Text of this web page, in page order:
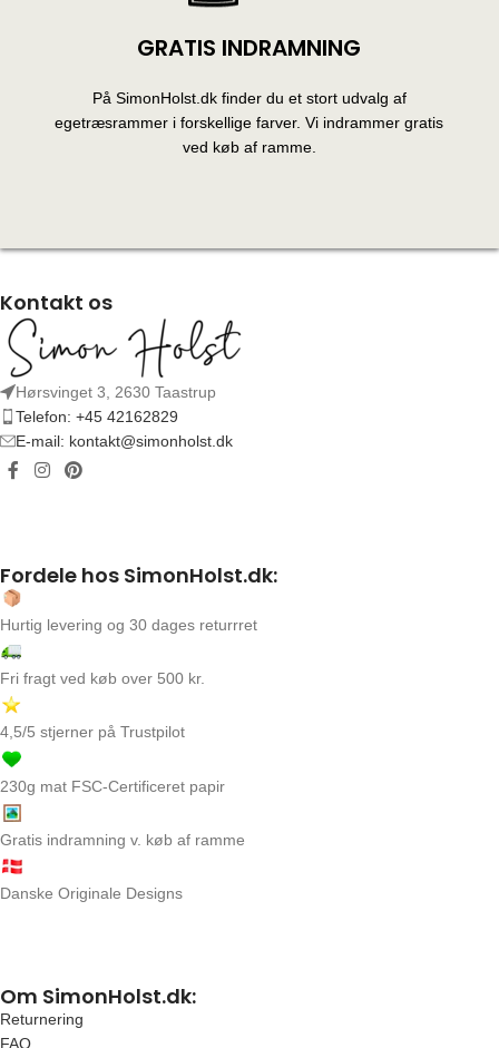
GRATIS INDRAMNING
På SimonHolst.dk finder du et stort udvalg af
egetræsrammer i forskellige farver. Vi indrammer gratis
ved køb af ramme.
Kontakt os
Hørsvinget 3, 2630 Taastrup
Telefon: +45 42162829
E-mail: kontakt@simonholst.dk
Fordele hos SimonHolst.dk:
Hurtig levering og 30 dages returrret
Fri fragt ved køb over 500 kr.
4,5/5 stjerner på Trustpilot
230g mat FSC-Certificeret papir
Gratis indramning v. køb af ramme
Danske Originale Designs
Om SimonHolst.dk:
Returnering
FAQ